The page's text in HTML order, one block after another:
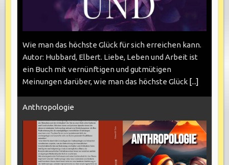
Wie man das höchste Glück für sich erreichen kann.
Autor: Hubbard, Elbert. Liebe, Leben und Arbeit ist
ein Buch mit vernünftigen und gutmütigen
Meinungen darüber, wie man das höchste Glück [...]
Anthropologie